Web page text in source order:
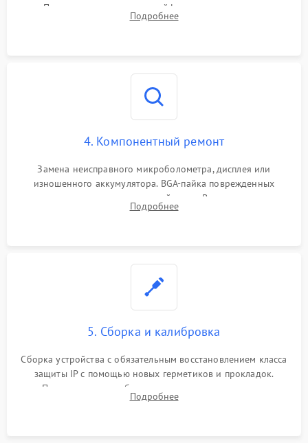
Проверка целостности шлейфов, модуля памяти и
интерфейсов связи. Выявление сгоревших SMD-компонентов
Подробнее
4. Компонентный ремонт
Замена неисправного микроболометра, дисплея или
изношенного аккумулятора. BGA-пайка поврежденных
контроллеров на материнской плате. Восстановление
разъемов и кнопок, замена поврежденных элементов
Подробнее
5. Сборка и калибровка
Сборка устройства с обязательным восстановлением класса
защиты IP с помощью новых герметиков и прокладок.
Программная калибровка матрицы по эталонному
абсолютно черному телу для точного измерения температур.
Подробнее